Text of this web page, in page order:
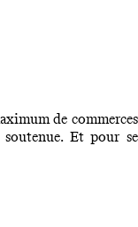
de commerces
Et pour se